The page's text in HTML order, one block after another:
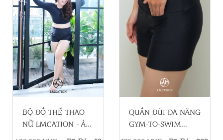
BỘ ĐỒ THỂ THAO
NỮ LMCATION - ÁO
QUẦN ĐÙI ĐA NĂNG
GYM-TO-SWIM